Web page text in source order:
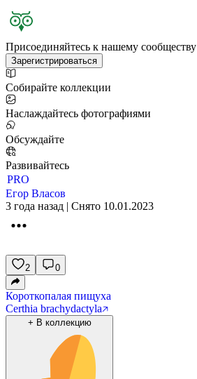
Присоединяйтесь к нашему сообществу
Зарегистрироваться
Собирайте коллекции
Наслаждайтесь фотографиями
Обсуждайте
Развивайтесь
PRO
Егор Власов
3 года назад | Снято 10.01.2023
2 0
Короткопалая пищуха
Certhia brachydactyla
+ В коллекцию